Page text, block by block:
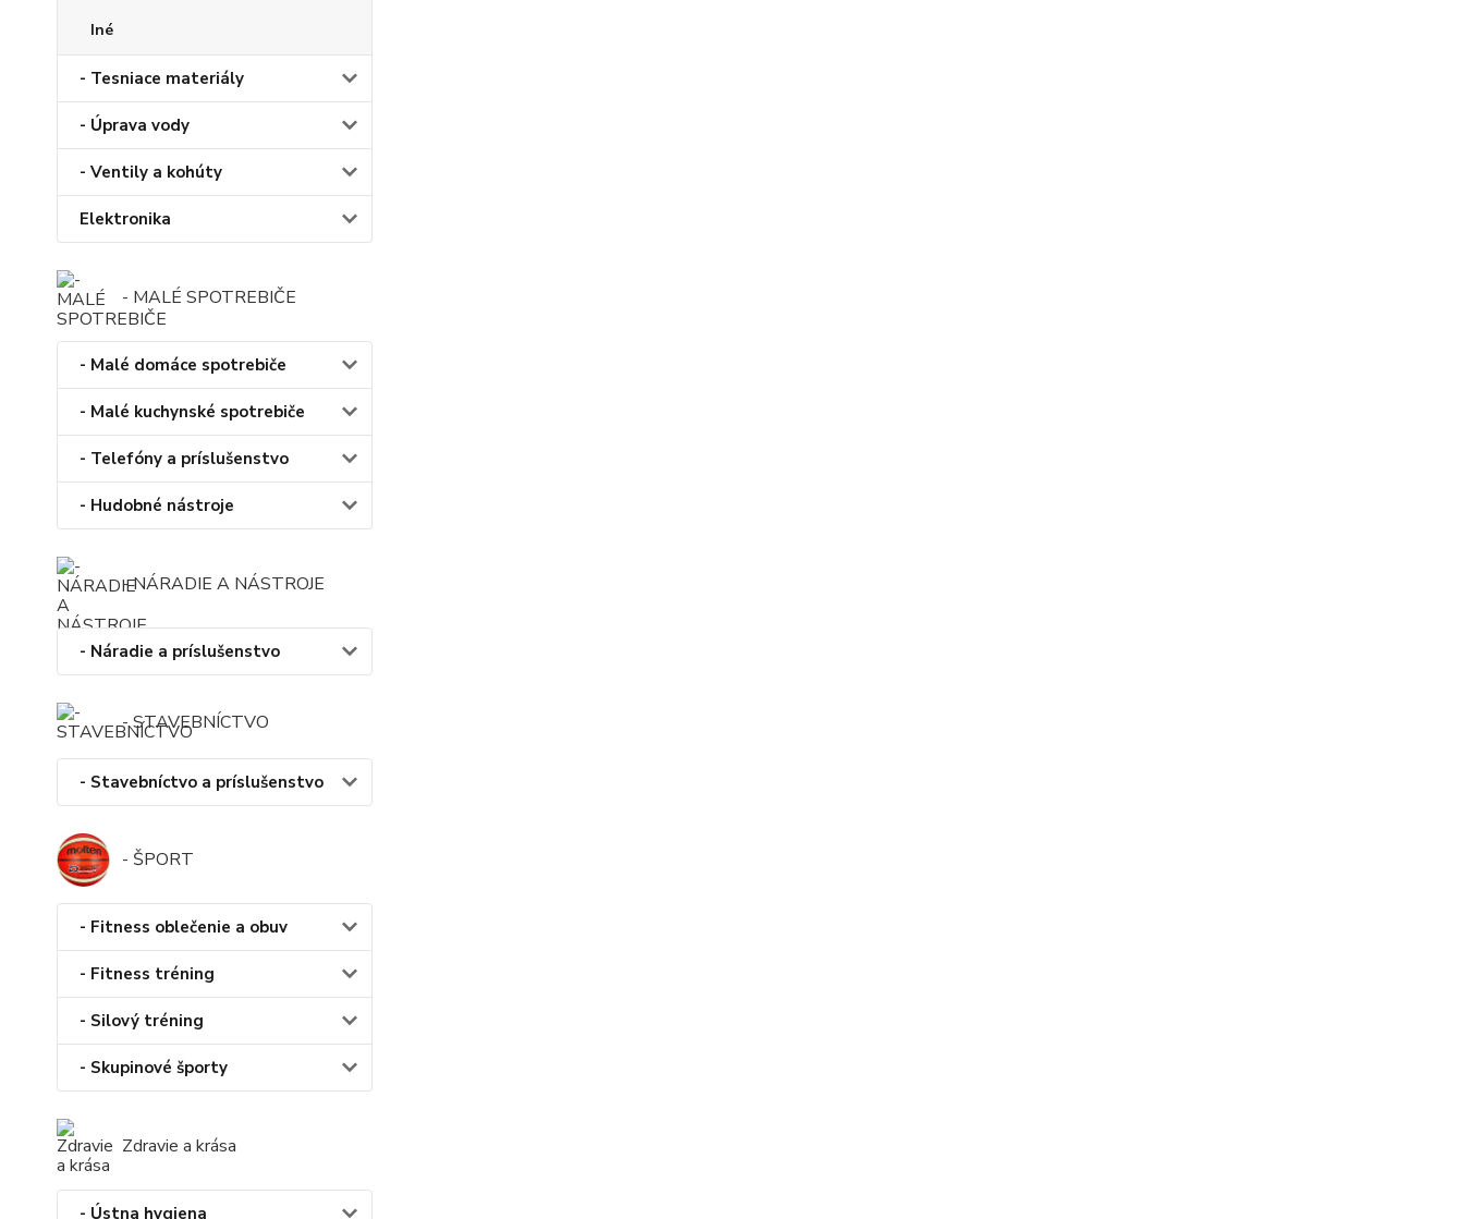
Iné
- Tesniace materiály
- Úprava vody
- Ventily a kohúty
Elektronika
- MALÉ SPOTREBIČE
- Malé domáce spotrebiče
- Malé kuchynské spotrebiče
- Telefóny a príslušenstvo
- Hudobné nástroje
- NÁRADIE A NÁSTROJE
- Náradie a príslušenstvo
- STAVEBNÍCTVO
- Stavebníctvo a príslušenstvo
- ŠPORT
- Fitness oblečenie a obuv
- Fitness tréning
- Silový tréning
- Skupinové športy
Zdravie a krása
- Ústna hygiena